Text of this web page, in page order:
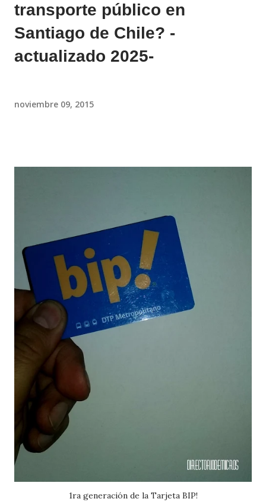
transporte público en
Santiago de Chile? -
actualizado 2025-
noviembre 09, 2015
1ra generación de la Tarjeta BIP!